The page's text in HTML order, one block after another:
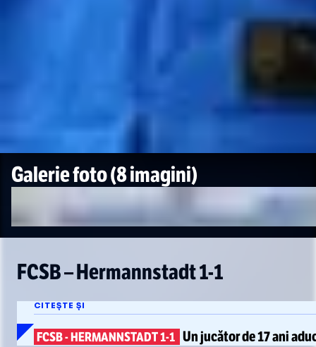
Galerie foto(8 imagini)
FCSB – Hermannstadt1-1
CITEȘTE ȘI
FCSB-HERMANNSTADT1-1 Un jucător de 17 ani